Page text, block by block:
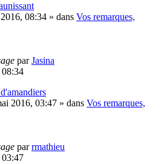
08:34 » dans Vos remarques,
parJasina
2016, 03:47 » dans Vos remarques,
parrmathieu